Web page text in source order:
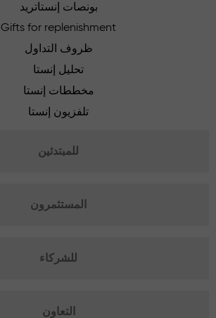
بونصات إنستاتريد
Gifts for replenishment
ظروف التداول
تحليل إنستا
مخططات إنستا
تلفزيون إنستا
للمبتدئين
المستثمرون
للشركاء
التعاون